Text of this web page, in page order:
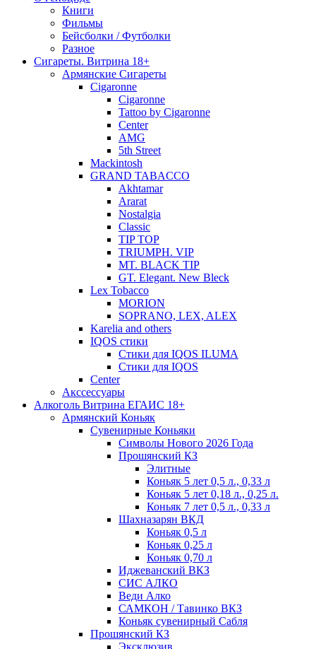
Книги
Фильмы
Бейсболки / Футболки
Разное
Сигареты. Витрина 18+
Армянские Сигареты
Cigaronne
Cigaronne
Tattoo by Cigaronne
Center
AMG
5th Street
Mackintosh
GRAND TABACCO
Akhtamar
Ararat
Nostalgia
Classic
TIP TOP
TRIUMPH. VIP
MT. BLACK TIP
GT. Elegant. New Bleck
Lex Tobacco
MORION
SOPRANO, LEX, ALEX
Karelia and others
IQOS стики
Стики для IQOS ILUMA
Стики для IQOS
Сenter
Акссессуары
Алкоголь Витрина ЕГАИС 18+
Армянский Коньяк
Сувенирные Коньяки
Символы Нового 2026 Года
Прошянский КЗ
Элитные
Коньяк 5 лет 0,5 л., 0,33 л
Коньяк 5 лет 0,18 л., 0,25 л.
Коньяк 7 лет 0,5 л., 0,33 л
Шахназарян ВКД
Коньяк 0,5 л
Коньяк 0,25 л
Коньяк 0,70 л
Иджеванский ВКЗ
СИС АЛКО
Веди Алко
САМКОН / Тавинко ВКЗ
Коньяк сувенирный Сабля
Прошянский КЗ
Эксклюзив